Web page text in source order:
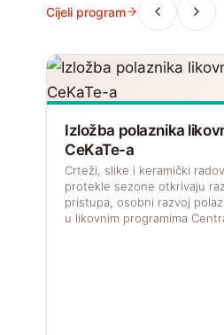
Cijeli program
Izložba polaznika
CeKaTe-a
Crteži, slike i keramički
protekle sezone otkrivaju
pristupa, osobni razvoj
u likovnim programima